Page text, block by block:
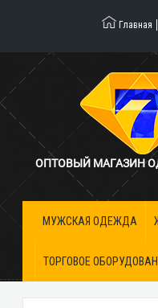
Главная
ОПТОВЫЙ МАГАЗИН
МУЖСКАЯ ОДЕЖДА
ТОРГОВОЕ